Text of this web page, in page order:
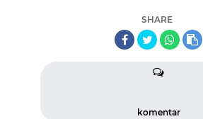
SHARE
komentar